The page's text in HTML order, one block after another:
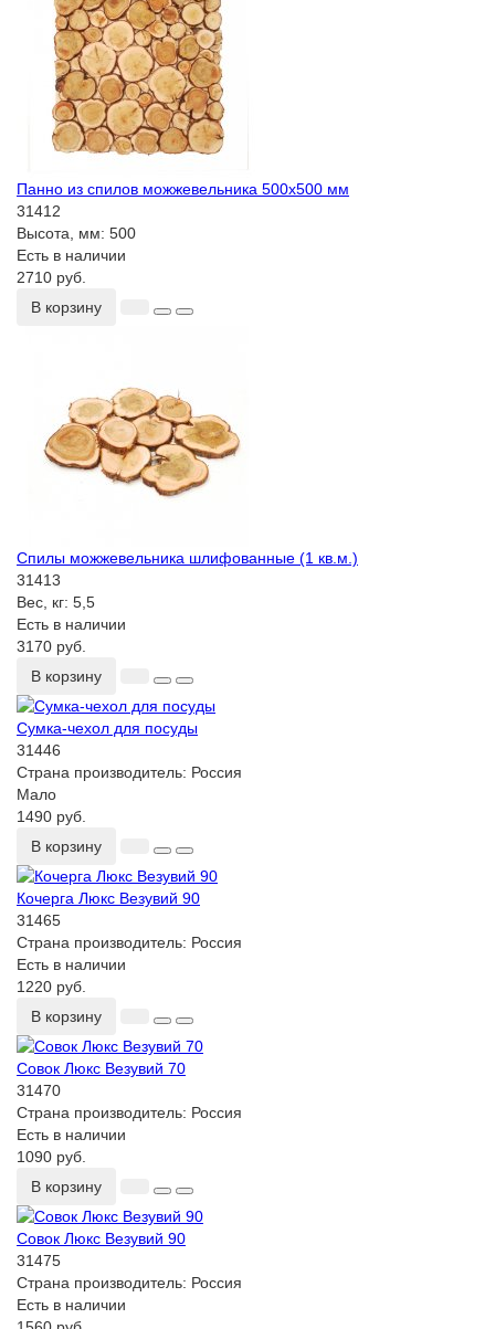
Панно из спилов можжевельника 500х500 мм
31412
Высота, мм: 500
Есть в наличии
2710 руб.
В корзину
Спилы можжевельника шлифованные (1 кв.м.)
31413
Вес, кг: 5,5
Есть в наличии
3170 руб.
В корзину
Сумка-чехол для посуды
31446
Страна производитель: Россия
Мало
1490 руб.
В корзину
Кочерга Люкс Везувий 90
31465
Страна производитель: Россия
Есть в наличии
1220 руб.
В корзину
Совок Люкс Везувий 70
31470
Страна производитель: Россия
Есть в наличии
1090 руб.
В корзину
Совок Люкс Везувий 90
31475
Страна производитель: Россия
Есть в наличии